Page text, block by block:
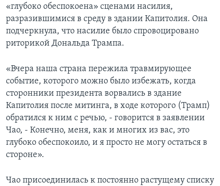
«глубоко обеспокоена» сценами насилия,
разразившимися в среду в здании Капитолия. Она
подчеркнула, что насилие было спровоцировано
риторикой Дональда Трампа.
«Вчера наша страна пережила травмирующее
событие, которого можно было избежать, когда
сторонники президента ворвались в здание
Капитолия после митинга, в ходе которого (Трамп)
обратился к ним с речью, - говорится в заявлении
Чао, - Конечно, меня, как и многих из вас, это
глубоко обеспокоило, и я просто не могу остаться в
стороне».
Чао присоединилась к постоянно растущему списку